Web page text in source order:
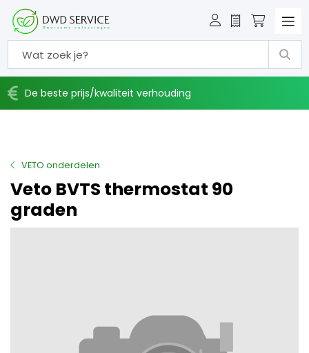
Offerte
De beste prijs/kwaliteit verhouding
VETO onderdelen
Veto BVTS thermostat 90
graden